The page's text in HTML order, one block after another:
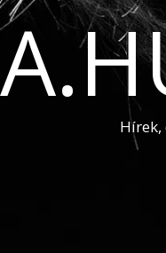
Hírek,